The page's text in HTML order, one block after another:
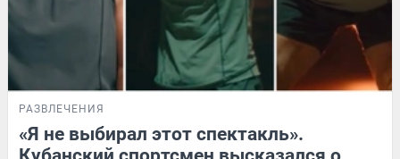
РАЗВЛЕЧЕНИЯ
«Я не выбирал этот спектакль».